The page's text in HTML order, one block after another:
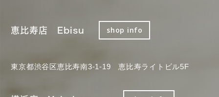
恵比寿店 Ebisu shop info
東京都渋谷区恵比寿南3-1-19 恵比寿ライトビル5F